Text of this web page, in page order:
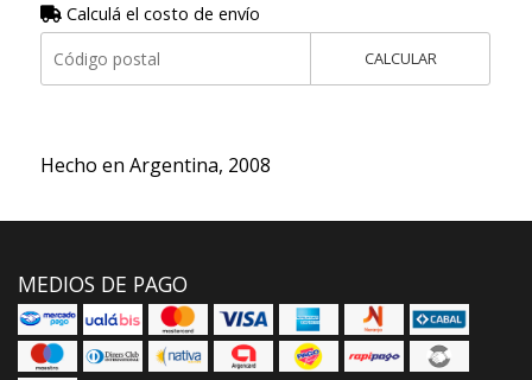
Calculá el costo de envío
CALCULAR
Hecho en Argentina, 2008
MEDIOS DE PAGO